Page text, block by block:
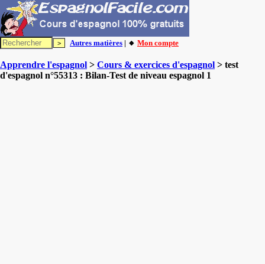
Autres matières | 🔸 Mon compte
Apprendre l'espagnol > Cours & exercices d'espagnol > test
d'espagnol n°55313 : Bilan-Test de niveau espagnol 1